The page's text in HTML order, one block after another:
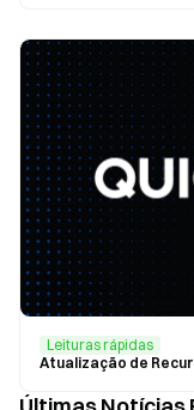
Leituras rápidas